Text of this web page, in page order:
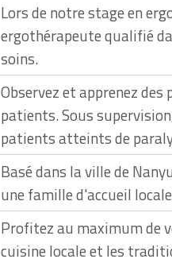
Lors de notre stage en
ergothérapeute qualifié
soins.
Observez et apprenez
patients. Sous
patients atteints de
Basé dans la ville de
une famille d'accueil
Profitez au maximum de
cuisine locale et les